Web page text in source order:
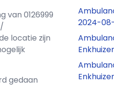
van 0126999
locatie zijn
gedaan
2024-08-